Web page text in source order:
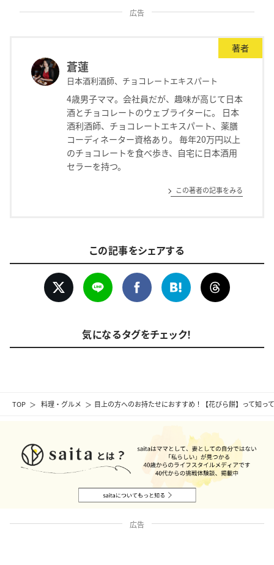
TOP 料理・グルメ 目上の方へのお持たせにおすすめ！【花びら餅】って知っ
広告
著者
蒼蓮
日本酒利酒師、チョコレートエキスパート
4歳男子ママ。会社員だが、趣味が高じて日本
酒とチョコレートのウェブライターに。 日本
酒利酒師、チョコレートエキスパート、薬膳
コーディネーター資格あり。 毎年20万円以上
のチョコレートを食べ歩き、自宅に日本酒用
セラーを持つ。
この著者の記事をみる
この記事をシェアする
気になるタグをチェック！
広告